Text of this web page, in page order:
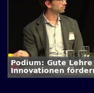
Podium: Gute
Innovationen